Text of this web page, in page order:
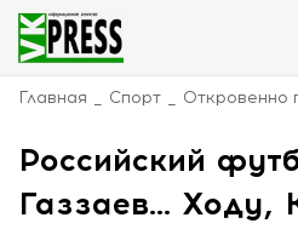
Главная Спорт Откровенно
Российский
Газзаев... Ходу,